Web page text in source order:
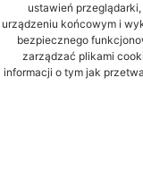
ustawień
urządzeniu końcowym i
bezpiecznego
zarządzać plikami
informacji o tym jak